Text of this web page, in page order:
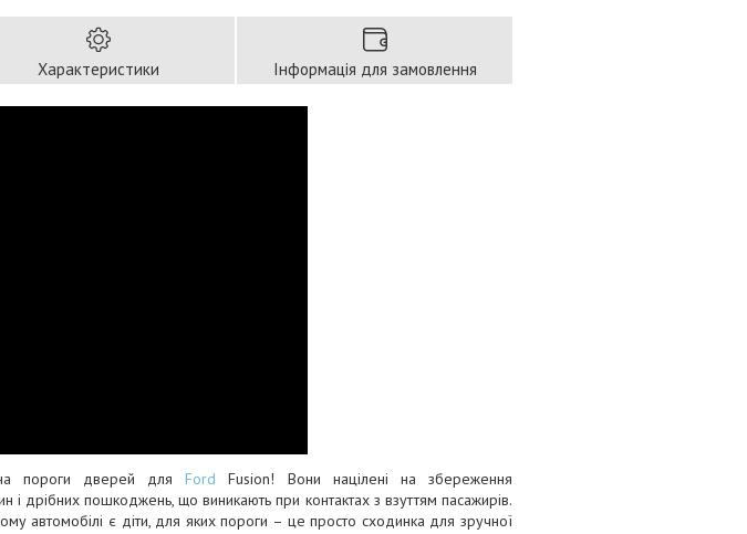
Характеристики Інформація для замовлення
на пороги дверей дляFord Fusion! Вони націлені на збереження
і дрібних пошкоджень, що виникають при контактах з взуттям пасажирів.
автомобілі є діти, для яких пороги – це просто сходинка для зручної